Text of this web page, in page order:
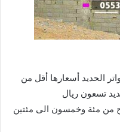
الحديد أسعارها أقل من
تسعون ريال
من مئة وخمسون الى مئتين